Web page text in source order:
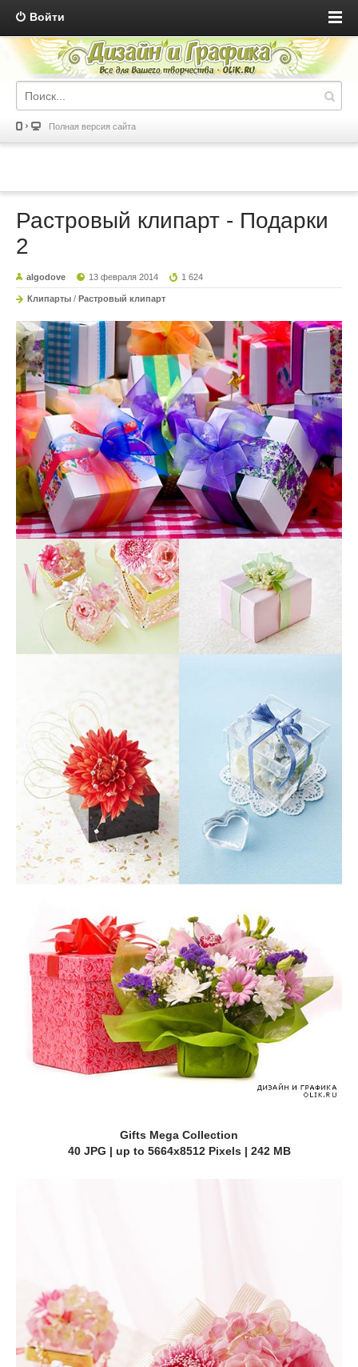
Войти
Полная версия сайта
Растровый клипарт - Подарки
2
algodove 13 февраля 2014 1 624
Клипарты / Растровый клипарт
Gifts Mega Collection
40 JPG | up to 5664x8512 Pixels | 242 MB